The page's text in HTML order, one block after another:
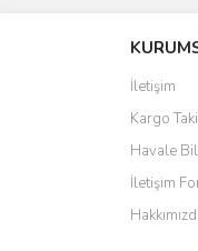
İletişim
Kargo
Havale
İletişim